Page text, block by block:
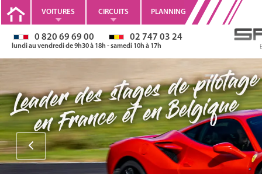
VOITURES CIRCUITS PLANNING
0 820 69 69 00 02 747 03 24
lundi au vendredi de 9h30 à 18h - samedi 10h à 17h